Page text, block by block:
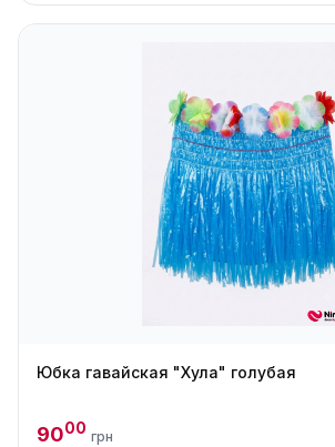
Юбка гавайская "Хула" голубая
9000 грн